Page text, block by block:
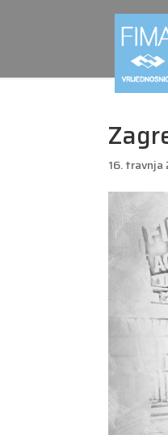
16. travnja